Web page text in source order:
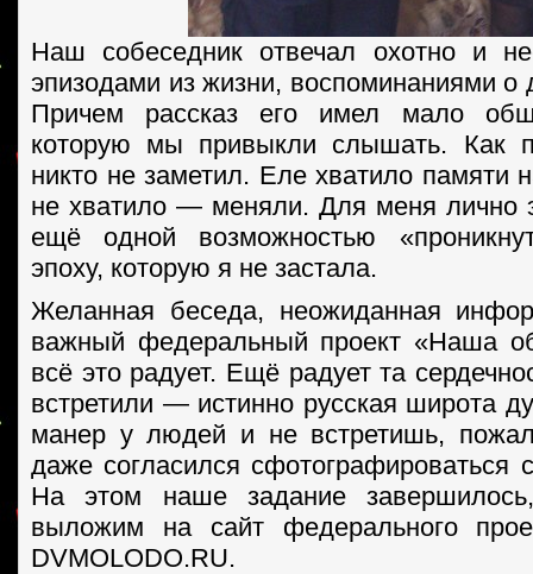
Наш собеседник отвечал охотно и
эпизодами из жизни, воспоминаниями о
Причем рассказ его имел мало
которую мы привыкли слышать. Как
никто не заметил. Еле хватило памяти
не хватило — меняли. Для меня лично
ещё одной возможностью
эпоху, которую я не застала.
Желанная беседа, неожиданная
важный федеральный проект «Наша
всё это радует. Ещё радует та
встретили — истинно русская широта
манер у людей и не встретишь,
даже согласился сфотографироваться
На этом наше задание
выложим на сайт федерального
DVMOLODO.RU.